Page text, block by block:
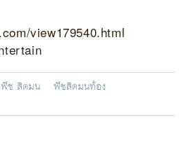
view179540.html
พีช สิตมน
พีชสิตมนท้อง